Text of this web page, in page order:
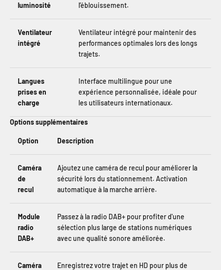
luminosité
l’éblouissement.
Ventilateur
intégré
Ventilateur intégré pour maintenir des
performances optimales lors des longs
trajets.
Langues
prises en
charge
Interface multilingue pour une
expérience personnalisée, idéale pour
les utilisateurs internationaux.
Options supplémentaires
Option Description
Caméra
de
recul
Ajoutez une caméra de recul pour améliorer la
sécurité lors du stationnement. Activation
automatique à la marche arrière.
Module
radio
DAB+
Passez à la radio DAB+ pour profiter d'une
sélection plus large de stations numériques
avec une qualité sonore améliorée.
Caméra
Enregistrez votre trajet en HD pour plus de